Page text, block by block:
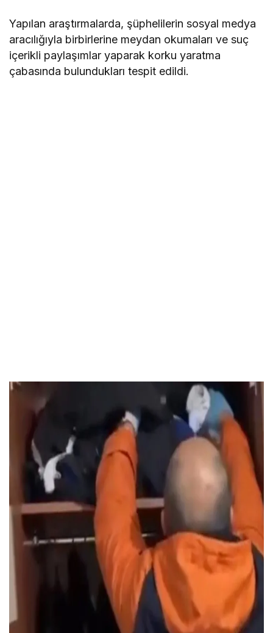
Yapılan araştırmalarda, şüphelilerin sosyal medya
aracılığıyla birbirlerine meydan okumaları ve suç
içerikli paylaşımlar yaparak korku yaratma
çabasında bulundukları tespit edildi.